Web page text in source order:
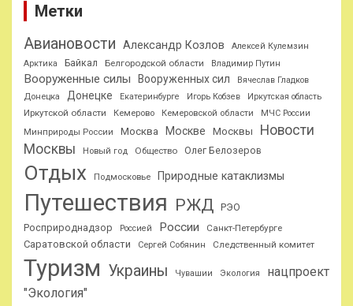
Метки
Авиановости Александр Козлов
Алексей Кулемзин
Арктика
Байкал Белгородской области Владимир Путин
Вооруженные силы Вооруженных сил
Вячеслав Гладков
Донецка
Донецке Екатеринбурге Игорь Кобзев Иркутская область
Иркутской области Кемерово Кемеровской области
МЧС России
Минприроды России
Москва Москве Москвы
Новости
Москвы
Новый год Общество Олег Белозеров
Отдых Подмосковье Природные катаклизмы
Путешествия РЖД РЭО
Росприроднадзор
Россией России Санкт-Петербурге
Саратовской области Сергей Собянин Следственный комитет
Туризм Украины Чувашии Экология
нацпроект
"Экология"